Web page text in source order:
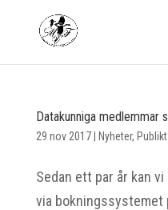
Datakunniga medlemmar
29 nov 2017| Nyheter, Publikt
Sedan ett par år kan
via bokningssystemet